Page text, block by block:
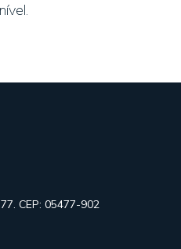
CEP: 05477-902